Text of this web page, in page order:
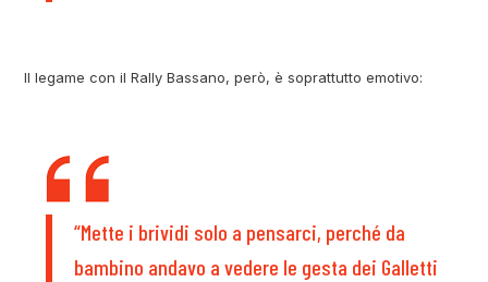
Il legame con il Rally Bassano, però, è soprattutto emotivo:
“Mette i brividi solo a pensarci, perché da
bambino andavo a vedere le gesta dei Galletti